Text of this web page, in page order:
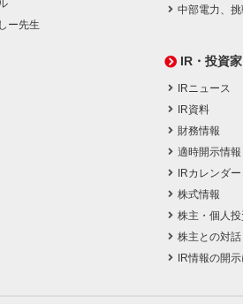
ー先生
中部電力、挑
IR・投資
IRニュース
IR資料
財務情報
適時開示情報
IRカレンダー
株式情報
株主・個人
株主との対話
IR情報の開